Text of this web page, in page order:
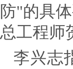
防"的具
总工程师
李兴志